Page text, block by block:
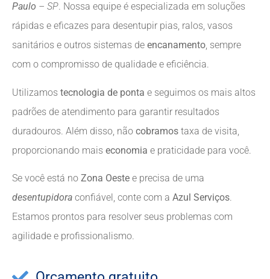
Paulo – SP. Nossa equipe é especializada em soluções
rápidas e eficazes para desentupir pias, ralos, vasos
sanitários e outros sistemas de encanamento, sempre
com o compromisso de qualidade e eficiência.
Utilizamos tecnologia de ponta e seguimos os mais altos
padrões de atendimento para garantir resultados
duradouros. Além disso, não cobramos taxa de visita,
proporcionando mais economia e praticidade para você.
Se você está no Zona Oeste e precisa de uma
desentupidora confiável, conte com a Azul Serviços.
Estamos prontos para resolver seus problemas com
agilidade e profissionalismo.